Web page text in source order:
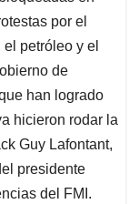
por el
petróleo y el
de
han logrado
hicieron rodar la
Guy Lafontant,
presidente
del FMI.